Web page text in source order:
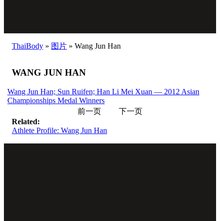
ThaiBody » 图片 » Wang Jun Han
WANG JUN HAN
Wang Jun Han; Sun Ruifen; Han Li Mei Xuan — 2012 Asian
Championships Medal Winners
前一页
下一页
Related:
Athlete Profile: Wang Jun Han